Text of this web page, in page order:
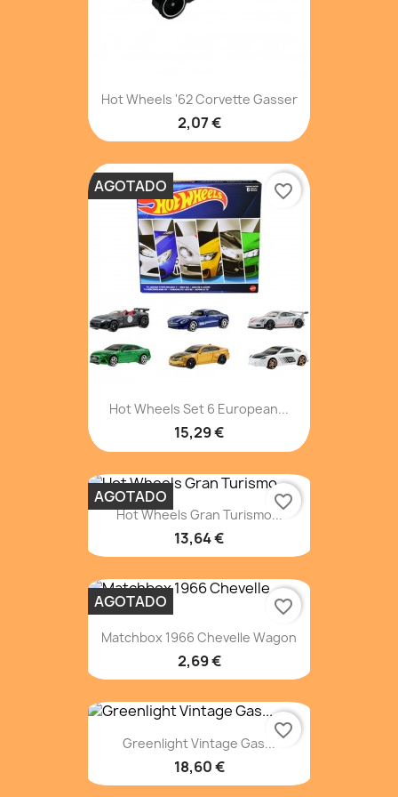
Hot Wheels '62 Corvette Gasser
2,07 €
Hot Wheels Set 6 European...
15,29 €
AGOTADO favorite_border
Hot Wheels Gran Turismo...
13,64 €
AGOTADO favorite_border
Matchbox 1966 Chevelle Wagon
2,69 €
AGOTADO favorite_border
Greenlight Vintage Gas...
18,60 €
favorite_border